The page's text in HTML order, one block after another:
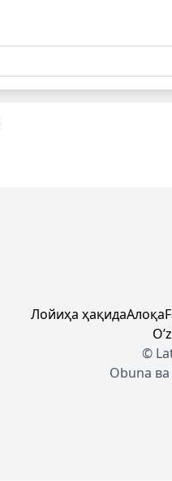
Лойиҳа ҳақидаАлоқа
©
Obuna ва